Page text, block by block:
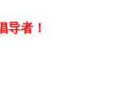
导者！